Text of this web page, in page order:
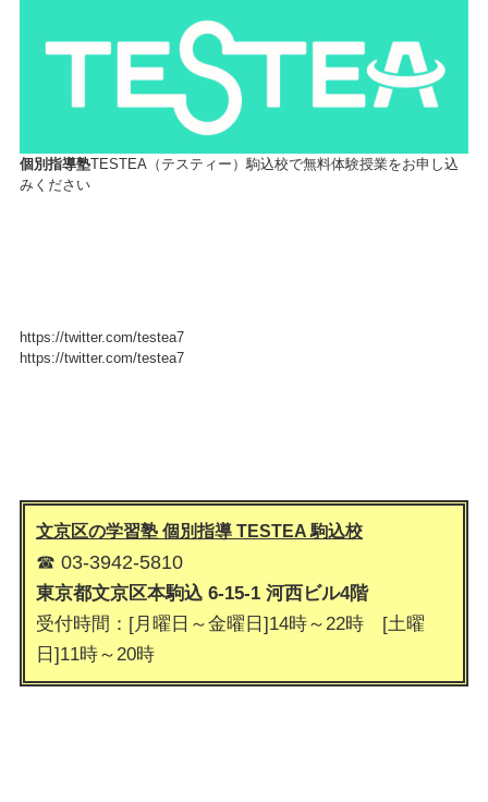
個別指導塾TESTEA（テスティー）駒込校で無料体験授業をお申し込
みください
https://twitter.com/testea7
https://twitter.com/testea7
文京区の学習塾 個別指導 TESTEA 駒込校
☎ 03-3942-5810
東京都文京区本駒込 6-15-1 河西ビル4階
受付時間：[月曜日～金曜日]14時～22時 [土曜
日]11時～20時